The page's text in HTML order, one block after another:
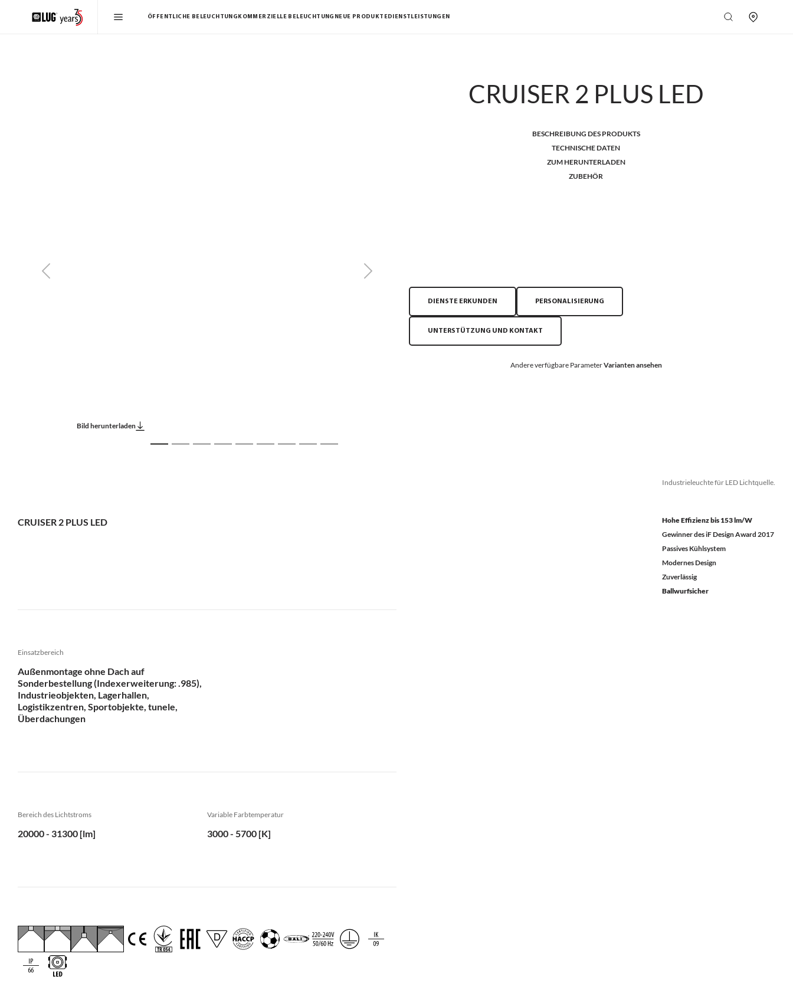
ÖFFENTLICHE BELEUCHTUNG KOMMERZIELLE BELEUCHTUNG NEUE PRODUKTEDIENSTLEISTUNGEN
Previous Next
Bild herunterladen
CRUISER 2 PLUS LED
BESCHREIBUNG DES PRODUKTS
TECHNISCHE DATEN
ZUM HERUNTERLADEN
ZUBEHÖR
DIENSTE ERKUNDEN PERSONALISIERUNG
UNTERSTÜTZUNG UND KONTAKT
Andere verfügbare ParameterVarianten ansehen
CRUISER 2 PLUS LED
Industrieleuchte für LED Lichtquelle.
Hohe Effizienz bis 153 lm/W
Gewinner des iF Design Award 2017
Passives Kühlsystem
Modernes Design
Zuverlässig
Ballwurfsicher
Einsatzbereich
Außenmontage ohne Dach auf
Sonderbestellung (Indexerweiterung: .985),
Industrieobjekten, Lagerhallen,
Logistikzentren, Sportobjekte, tunele,
Überdachungen
Bereich des Lichtstroms
20000 - 31300 [lm]
Variable Farbtemperatur
3000 - 5700 [K]